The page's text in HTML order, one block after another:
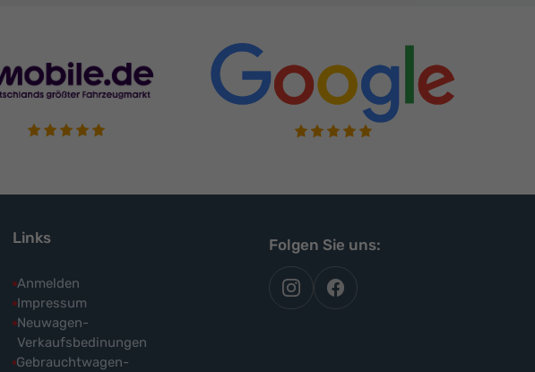
Links
Anmelden
Impressum
Neuwagen-
Verkaufsbedinungen
Gebrauchtwagen-
Folgen Sie uns:
autoflex
auf
autoflex24
auf